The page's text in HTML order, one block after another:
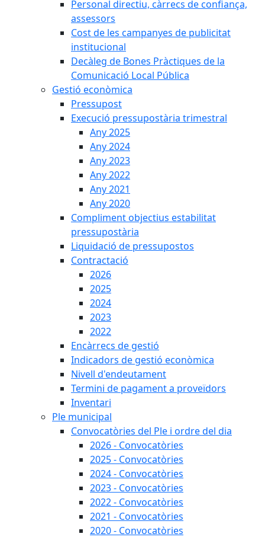
Personal directiu, càrrecs de confiança,
assessors
Cost de les campanyes de publicitat
institucional
Decàleg de Bones Pràctiques de la
Comunicació Local Pública
Gestió econòmica
Pressupost
Execució pressupostària trimestral
Any 2025
Any 2024
Any 2023
Any 2022
Any 2021
Any 2020
Compliment objectius estabilitat
pressupostària
Liquidació de pressupostos
Contractació
2026
2025
2024
2023
2022
Encàrrecs de gestió
Indicadors de gestió econòmica
Nivell d'endeutament
Termini de pagament a proveïdors
Inventari
Ple municipal
Convocatòries del Ple i ordre del dia
2026 - Convocatòries
2025 - Convocatòries
2024 - Convocatòries
2023 - Convocatòries
2022 - Convocatòries
2021 - Convocatòries
2020 - Convocatòries